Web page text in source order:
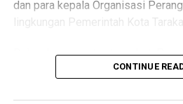
Messenger 0
dan para kepala Organisasi
lingkungan Pemerintah Kota
Dalam kesempatan tersebut,
menyampaikan persetujuan
CONTINUE